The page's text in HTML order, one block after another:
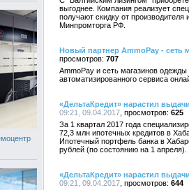
выгоднее. Компания реализует
получают скидку от
Минпромторга РФ.
Новый партнер AmmoPay - сеть
707
AmmoPay и сеть магазинов
автоматизированного сервиса
«ДельтаКредит» нарастил
09:21, 09.04.2017
625
За 1 квартал 2017 года
72,3 млн ипотечных кредитов в
Ипотечный портфель банка в
рублей (по состоянию на 1 апреля).
«ДельтаКредит» нарастил
09:21, 09.04.2017
644